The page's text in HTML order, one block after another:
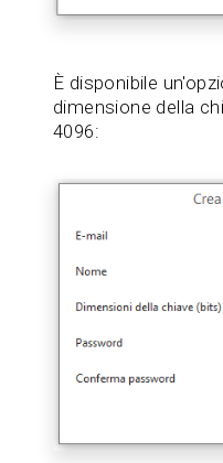
È disponibile
dimensione della
4096: